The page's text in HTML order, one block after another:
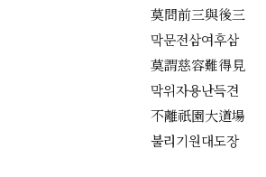
莫問前三與後三
막문전삼여후삼
莫謂慈容難得見
막위자용난득견
不離祇園大道場
불리기원대도장